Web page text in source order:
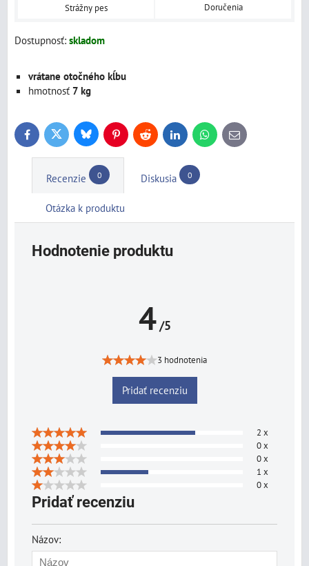
Strážny pes Doručenia
Dostupnosť: skladom
vrátane otočného kĺbu
hmotnosť 7 kg
FacebookTwitter BlueskyPinterestReddit LinkedInWhatsApp
E-
mail
Recenzie 0 Diskusia 0
Otázka k produktu
Hodnotenie produktu
4/5
3 hodnotenia
Pridať recenziu
2 x
0 x
0 x
1 x
0 x
Pridať recenziu
Názov: